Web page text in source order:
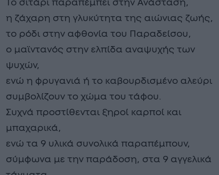
Το σιτάρι παραπέμπει στην Ανάσταση,
η ζάχαρη στη γλυκύτητα της αιώνιας ζωής,
το ρόδι στην αφθονία του Παραδείσου,
ο μαϊντανός στην ελπίδα αναψυχής των
ψυχών,
ενώ η φρυγανιά ή το καβουρδισμένο αλεύρι
συμβολίζουν το χώμα του τάφου.
Συχνά προστίθενται ξηροί καρποί και
μπαχαρικά,
ενώ τα 9 υλικά συνολικά παραπέμπουν,
σύμφωνα με την παράδοση, στα 9 αγγελικά